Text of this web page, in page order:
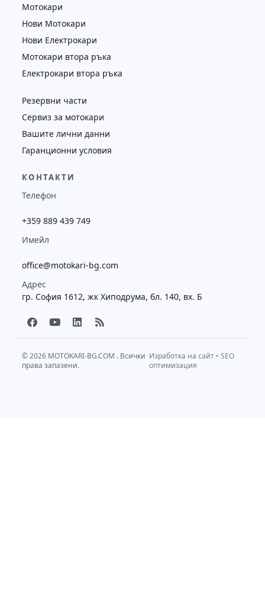
Мотокари
Нови Мотокари
Нови Електрокари
Мотокари втора ръка
Електрокари втора ръка
Резервни части
Сервиз за мотокари
Вашите лични данни
Гаранционни условия
КОНТАКТИ
Телефон
+359 889 439 749
Имейл
office@motokari-bg.com
Адрес
гр. София 1612, жк Хиподрума, бл. 140, вх. Б
F
a
c
b
o
Y
o
u
u
b
L
i
n
e
d
R
s
s
© 2026 MOTOKARI-BG.COM . Всички
права запазени.
Изработка на сайт •SEO
оптимизация